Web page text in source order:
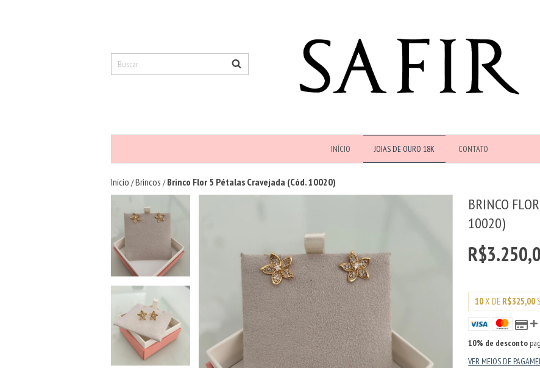
INÍCIO JOIAS DE OURO 18K CONTATO
Início /Brincos / Brinco Flor 5 Pétalas Cravejada (Cód. 10020)
BRINCO
10020)
10X DE R$325,00
10% de desconto
VER MEIOS DE